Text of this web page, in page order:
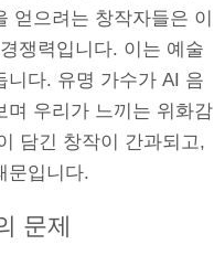
얻으려는 창작자들은 이
쟁력입니다. 이는 예술
니다. 유명 가수가 AI 음
며 우리가 느끼는 위화감
담긴 창작이 간과되고,
문입니다.
문제